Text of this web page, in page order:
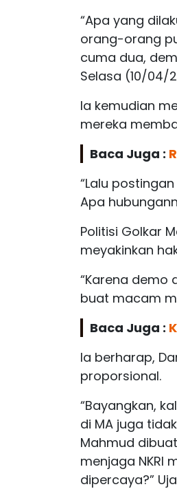
“Apa yang
orang-orang
cuma dua,
Selasa (10/04/
Ia kemudian
mereka
Baca Juga :
“Lalu
Apa
Politisi Golkar
meyakinkan
“Karena demo
buat macam
Baca Juga :
Ia berharap,
proporsional.
“Bayangkan,
di MA juga
Mahmud
menjaga NKRI
dipercaya?”